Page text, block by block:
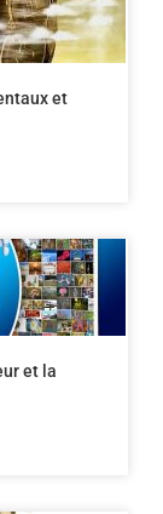
et
et la